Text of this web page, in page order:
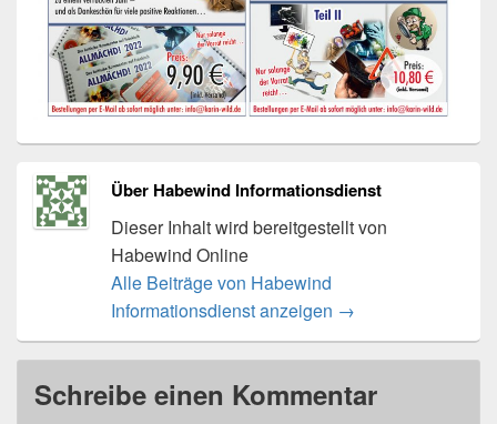
Über Habewind Informationsdienst
Dieser Inhalt wird bereitgestellt von
Habewind Online
Alle Beiträge von Habewind
Informationsdienst anzeigen →
Schreibe einen Kommentar